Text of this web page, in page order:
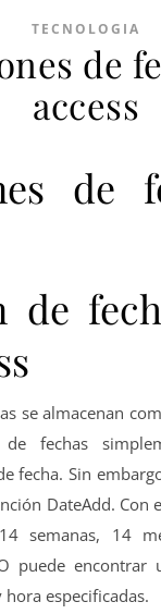
TECNOLOGIA
de
access
de
de
se almacenan
de fechas
fecha. Sin
DateAdd. Con
semanas, 14
puede encontrar
especificadas.